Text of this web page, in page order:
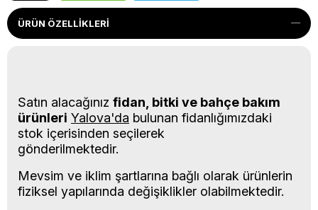
ÜRÜN ÖZELLIKLERI
Satın alacağınız fidan, bitki ve bahçe bakım
ürünleri Yalova'da bulunan fidanlığımızdaki
stok içerisinden seçilerek
gönderilmektedir.
Mevsim ve iklim şartlarına bağlı olarak ürünlerin
fiziksel yapılarında değişiklikler olabilmektedir.